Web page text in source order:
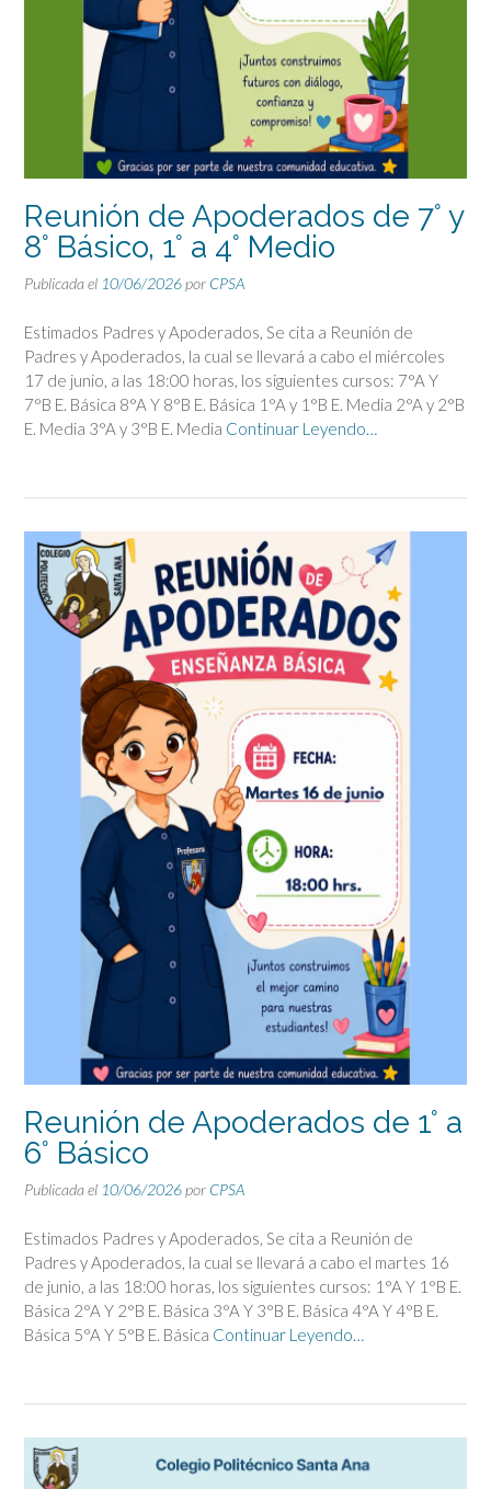
Reunión de Apoderados de 7° y
8° Básico, 1° a 4° Medio
Publicada el 10/06/2026por CPSA
Estimados Padres y Apoderados, Se cita a Reunión de
Padres y Apoderados, la cual se llevará a cabo el miércoles
17 de junio, a las 18:00 horas, los siguientes cursos: 7°A Y
7°B E. Básica 8°A Y 8°B E. Básica 1°A y 1°B E. Media 2°A y 2°B
E. Media 3°A y 3°B E. Media Continuar Leyendo…
Reunión de Apoderados de 1° a
6° Básico
Publicada el 10/06/2026por CPSA
Estimados Padres y Apoderados, Se cita a Reunión de
Padres y Apoderados, la cual se llevará a cabo el martes 16
de junio, a las 18:00 horas, los siguientes cursos: 1°A Y 1°B E.
Básica 2°A Y 2°B E. Básica 3°A Y 3°B E. Básica 4°A Y 4°B E.
Básica 5°A Y 5°B E. Básica Continuar Leyendo…